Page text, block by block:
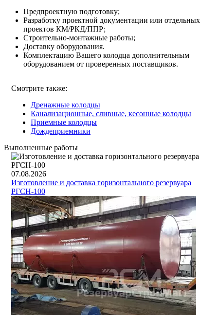
Предпроектную подготовку;
Разработку проектной документации или отдельных
проектов КМ/РКД/ППР;
Строительно-монтажные работы;
Доставку оборудования.
Комплектацию Вашего колодца дополнительным
оборудованием от проверенных поставщиков.
Смотрите также:
Дренажные колодцы
Канализационные, сливные, кесонные колодцы
Приемные колодцы
Дождеприемники
Выполненные работы
07.08.2026
Изготовление и доставка горизонтального резервуара
РГСН-100